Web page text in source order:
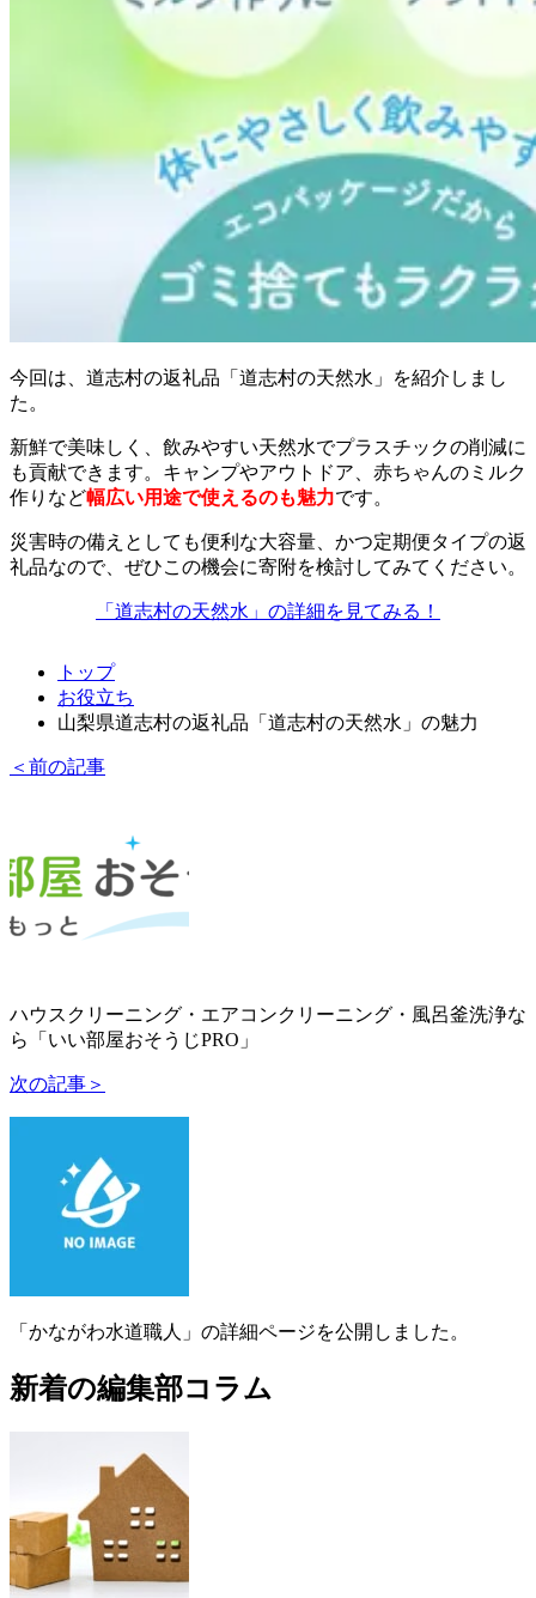
今回は、道志村の返礼品「道志村の天然水」を紹介しまし
た。
新鮮で美味しく、飲みやすい天然水でプラスチックの削減に
も貢献できます。キャンプやアウトドア、赤ちゃんのミルク
作りなど幅広い用途で使えるのも魅力です。
災害時の備えとしても便利な大容量、かつ定期便タイプの返
礼品なので、ぜひこの機会に寄附を検討してみてください。
「道志村の天然水」の詳細を見てみる！
トップ
お役立ち
山梨県道志村の返礼品「道志村の天然水」の魅力
＜前の記事
ハウスクリーニング・エアコンクリーニング・風呂釜洗浄な
ら「いい部屋おそうじPRO」
次の記事＞
「かながわ水道職人」の詳細ページを公開しました。
新着の編集部コラム